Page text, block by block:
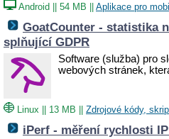
Android 54 MB Aplikace pro
GoatCounter - statistika
splňující GDPR
Software (služba) pro
webových stránek,
Linux 13 MB Zdrojové kódy,
iPerf - měření rychlosti